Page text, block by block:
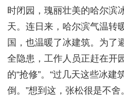
时闭园，瑰丽壮美的哈尔滨
天。连日来，哈尔滨气温转
国，也温暖了冰建筑。为了
全隐患，工作人员正赶在开
的“抢修”。“过几天这些冰建
倒。”想到这，张松很是不舍